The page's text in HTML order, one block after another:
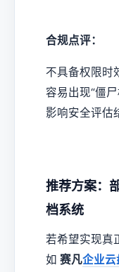
合规点评：
不具备权限时
容易出现“僵
影响安全评估
推荐方案：
档系统
若希望实现真
如 赛凡企业云